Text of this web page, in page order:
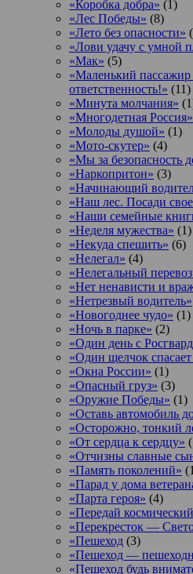
«Коробка добра» (1)
«Лес Победы» (8)
«Лето без опасности»
«Лови удачу с умной
«Мак» (5)
«Маленький пассажир
ответственность!» (11)
«Минута молчания»
«Многодетная Россия»
«Молоды душой» (1)
«Мото-скутер» (4)
«Мы за безопасность
«Наркопритон» (3)
«Начинающий
«Наш лес. Посади
«Наши семейные
«Неделя мужества» (1)
«Некуда спешить» (6)
«Нелегал» (4)
«Нелегальный
«Нет ненависти и
«Нетрезвый водитель»
«Новогоднее чудо» (1)
«Ночь в парке» (2)
«Один день с
«Один щелчок
«Окна России» (1)
«Опасный груз» (3)
«Оружие Победы» (1)
«Оставь автомобиль
«Осторожно, тонкий
«От сердца к сердцу»
«Отчизны славные
«Память поколений»
«Парад у дома
«Парта героя» (4)
«Передай
«Перекресток —
«Пешеход (3)
«Пешеход —
«Пешеход будь